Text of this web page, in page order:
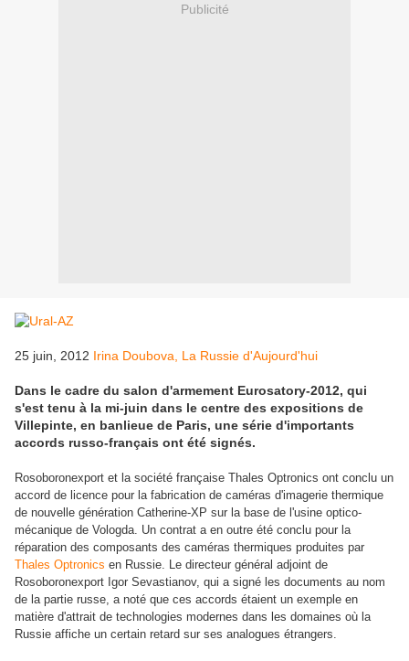
Publicité
25 juin, 2012 Irina Doubova, La Russie d'Aujourd'hui
Dans le cadre du salon d'armement Eurosatory-2012, qui
s'est tenu à la mi-juin dans le centre des expositions de
Villepinte, en banlieue de Paris, une série d'importants
accords russo-français ont été signés.
Rosoboronexport et la société française Thales Optronics ont conclu un
accord de licence pour la fabrication de caméras d'imagerie thermique
de nouvelle génération Catherine-XP sur la base de l'usine optico-
mécanique de Vologda. Un contrat a en outre été conclu pour la
réparation des composants des caméras thermiques produites par
Thales Optronics en Russie. Le directeur général adjoint de
Rosoboronexport Igor Sevastianov, qui a signé les documents au nom
de la partie russe, a noté que ces accords étaient un exemple en
matière d'attrait de technologies modernes dans les domaines où la
Russie affiche un certain retard sur ses analogues étrangers.